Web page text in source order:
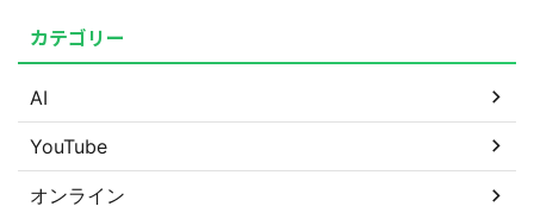
カテゴリー
AI
YouTube
オンライン